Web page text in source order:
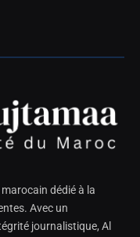
dédié à la
Avec un
journalistique, Al